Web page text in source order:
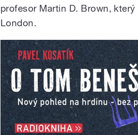
profesor Martin D. Brown,
London.